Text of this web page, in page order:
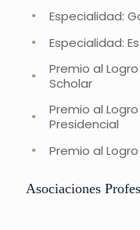
Especialidad:
Especialidad:
Premio al
Scholar
Premio al
Presidencial
Premio al
Asociaciones